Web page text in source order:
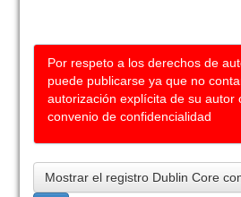
Por respeto a los derechos de
puede publicarse ya que no
autorización explícita de su autor
convenio de confidencialidad
Mostrar el registro Dublin Core